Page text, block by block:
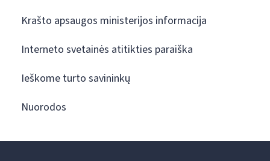
Krašto apsaugos ministerijos informacija
Interneto svetainės atitikties paraiška
Ieškome turto savininkų
Nuorodos